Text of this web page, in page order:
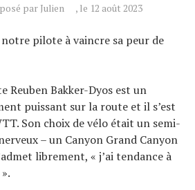
par Julien , le 12 août 2023
pilote à vaincre sa peur de
Reuben Bakker-Dyos est un
puissant sur la route et il s’est
Son choix de vélo était un semi-
– un Canyon Grand Canyon
librement, « j’ai tendance à